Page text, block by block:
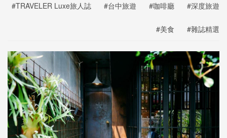
#TRAVELER Luxe旅人誌 #台中旅遊 #咖啡廳 #深度旅遊
#美食 #雜誌精選